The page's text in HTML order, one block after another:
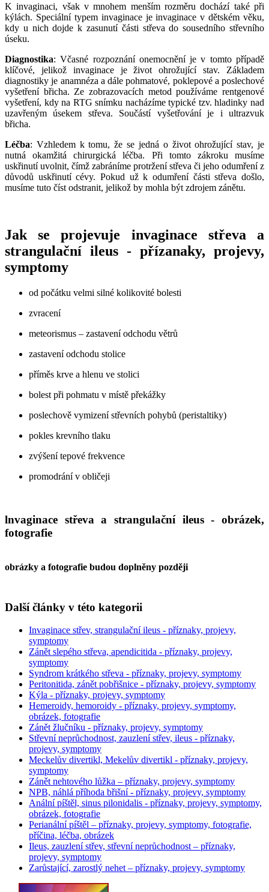
K invaginaci, však v mnohem menším rozměru dochází také při
kýlách. Speciální typem invaginace je invaginace v dětském věku,
kdy u nich dojde k zasunutí části střeva do sousedního střevního
úseku.
Diagnostika: Včasné rozpoznání onemocnění je v tomto případě
klíčové, jelikož invaginace je život ohrožující stav. Základem
diagnostiky je anamnéza a dále pohmatové, poklepové a poslechové
vyšetření břicha. Ze zobrazovacích metod používáme rentgenové
vyšetření, kdy na RTG snímku nacházíme typické tzv. hladinky nad
uzavřeným úsekem střeva. Součástí vyšetřování je i ultrazvuk
břicha.
Léčba: Vzhledem k tomu, že se jedná o život ohrožující stav, je
nutná okamžitá chirurgická léčba. Při tomto zákroku musíme
uskřinutí uvolnit, čímž zabráníme protržení střeva či jeho odumření z
důvodů uskřinutí cévy. Pokud už k odumření části střeva došlo,
musíme tuto číst odstranit, jelikož by mohla být zdrojem zánětu.
Jak se projevuje invaginace střeva a
strangulační ileus - přízanaky, projevy,
symptomy
od počátku velmi silné kolikovité bolesti
zvracení
meteorismus – zastavení odchodu větrů
zastavení odchodu stolice
příměs krve a hlenu ve stolici
bolest při pohmatu v místě překážky
poslechově vymizení střevních pohybů (peristaltiky)
pokles krevního tlaku
zvýšení tepové frekvence
promodrání v obličeji
lnvaginace střeva a strangulační ileus - obrázek,
fotografie
obrázky a fotografie budou doplněny později
Další články v této kategorii
Invaginace střev, strangulační ileus - příznaky, projevy,
symptomy
Zánět slepého střeva, apendicitida - příznaky, projevy,
symptomy
Syndrom krátkého střeva - příznaky, projevy, symptomy
Peritonitida, zánět pobřišnice - příznaky, projevy, symptomy
Kýla - příznaky, projevy, symptomy
Hemeroidy, hemoroidy - příznaky, projevy, symptomy,
obrázek, fotografie
Zánět žlučníku - příznaky, projevy, symptomy
Střevní neprůchodnost, zauzlení střev, ileus - příznaky,
projevy, symptomy
Meckelův divertikl, Mekelův divertikl - příznaky, projevy,
symptomy
Zánět nehtového lůžka – příznaky, projevy, symptomy
NPB, náhlá příhoda břišní - příznaky, projevy, symptomy
Anální píštěl, sinus pilonidalis - příznaky, projevy, symptomy,
obrázek, fotografie
Perianální píštěl – příznaky, projevy, symptomy, fotografie,
příčina, léčba, obrázek
Ileus, zauzlení střev, střevní neprůchodnost – příznaky,
projevy, symptomy
Zarůstající, zarostlý nehet – příznaky, projevy, symptomy